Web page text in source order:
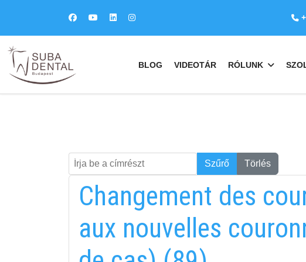
BLOG VIDEOTÁR RÓLUNK
Írja be a címrészt
Keresés Szűrő Törlés
Changement des
aux nouvelles